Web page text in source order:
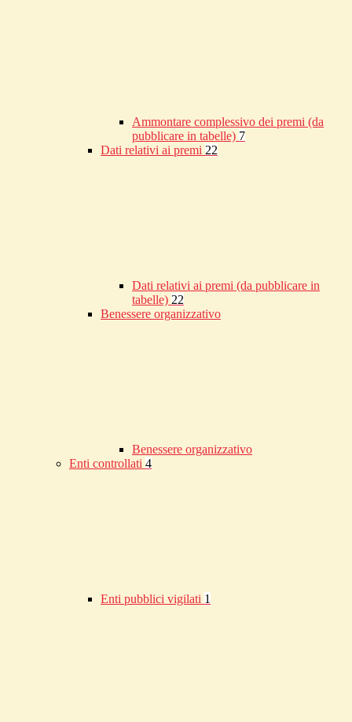
Ammontare complessivo dei premi (da
pubblicare in tabelle) 7
Dati relativi ai premi 22
Dati relativi ai premi (da pubblicare in
tabelle) 22
Benessere organizzativo
Benessere organizzativo
Enti controllati 4
Enti pubblici vigilati 1